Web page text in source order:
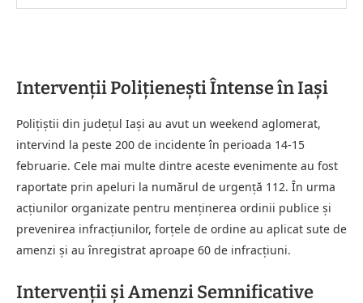
Intervenții Polițienești Întense în Iași
Polițiștii din județul Iași au avut un weekend aglomerat,
intervind la peste 200 de incidente în perioada 14-15
februarie. Cele mai multe dintre aceste evenimente au fost
raportate prin apeluri la numărul de urgență 112. În urma
acțiunilor organizate pentru menținerea ordinii publice și
prevenirea infracțiunilor, forțele de ordine au aplicat sute de
amenzi și au înregistrat aproape 60 de infracțiuni.
Intervenții și Amenzi Semnificative